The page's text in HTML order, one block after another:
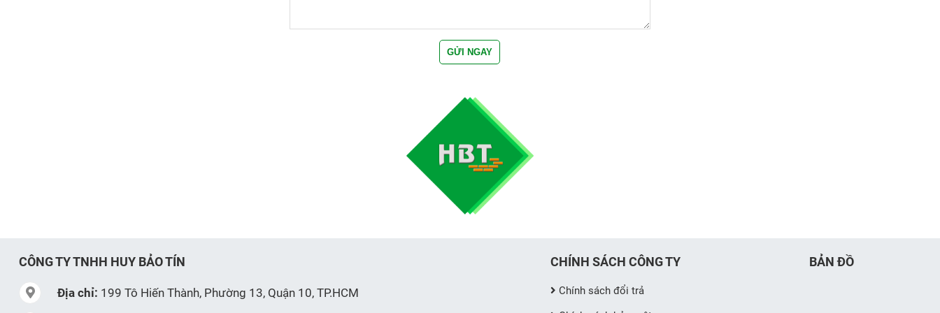
CÔNG TY TNHH HUY BẢO TÍN
Địa chỉ: 199 Tô Hiến Thành, Phường 13, Quận 10, TP.HCM
CHÍNH SÁCH CÔNG TY
Chính sách đổi trả
BẢN ĐỒ